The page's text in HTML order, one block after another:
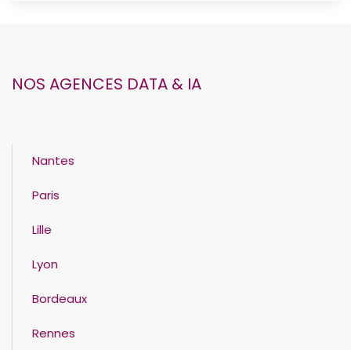
NOS AGENCES DATA & IA
Nantes
Paris
Lille
Lyon
Bordeaux
Rennes